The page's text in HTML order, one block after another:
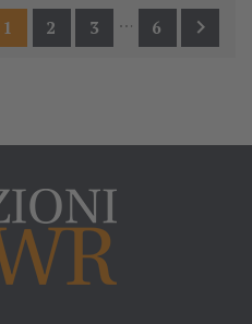
1
2 3 … 6 